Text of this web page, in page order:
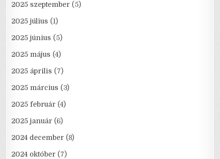
2025 szeptember (5)
2025 július (1)
2025 június (5)
2025 május (4)
2025 április (7)
2025 március (3)
2025 február (4)
2025 január (6)
2024 december (8)
2024 október (7)